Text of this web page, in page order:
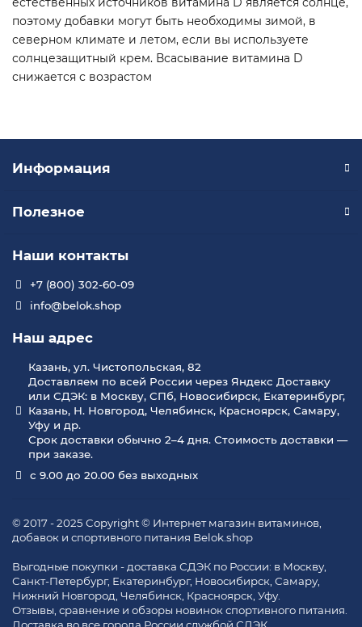
поэтому добавки могут быть необходимы зимой, в
северном климате и летом, если вы используете
солнцезащитный крем. Всасывание витамина D
снижается с возрастом
Информация
Полезное
Наши контакты
+7 (800) 302-60-09
info@belok.shop
Наш адрес
Казань, ул. Чистопольская, 82
Доставляем по всей России через Яндекс Доставку
или СДЭК: в Москву, СПб, Новосибирск, Екатеринбург,
Казань, Н. Новгород, Челябинск, Красноярск, Самару,
Уфу и др.
Срок доставки обычно 2–4 дня. Стоимость доставки —
при заказе.
с 9.00 до 20.00 без выходных
© 2017 - 2025 Copyright © Интернет магазин витаминов,
добавок и спортивного питания Belok.shop
Выгодные покупки - доставка СДЭК по России: в Москву,
Санкт-Петербург, Екатеринбург, Новосибирск, Самару,
Нижний Новгород, Челябинск, Красноярск, Уфу.
Отзывы, сравнение и обзоры новинок спортивного питания.